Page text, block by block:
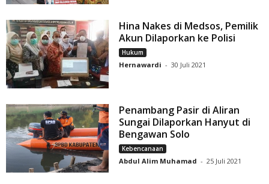
Hina Nakes di Medsos, Pemilik
Akun Dilaporkan ke Polisi
Hukum
Hernawardi - 30 Juli 2021
Penambang Pasir di Aliran
Sungai Dilaporkan Hanyut di
Bengawan Solo
Kebencanaan
Abdul Alim Muhamad - 25 Juli 2021